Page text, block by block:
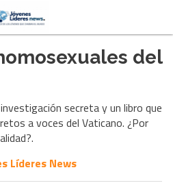
del
secreta y un libro que
a voces del Vaticano. ¿Por
Líderes News